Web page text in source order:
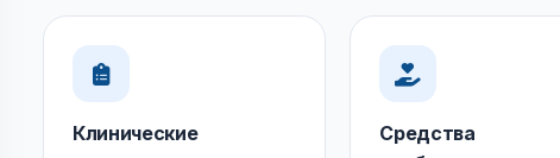
Клинические
Средства